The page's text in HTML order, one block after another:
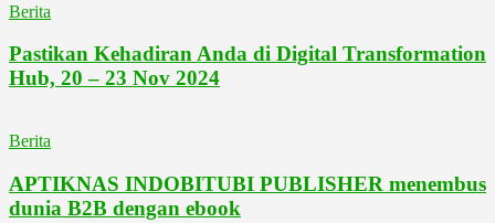
Berita
Pastikan Kehadiran Anda di Digital Transformation
Hub, 20 – 23 Nov 2024
Berita
APTIKNAS INDOBITUBI PUBLISHER menembus
dunia B2B dengan ebook